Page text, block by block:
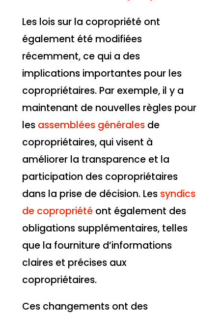
Les lois sur la copropriété ont
également été modifiées
récemment, ce qui a des
implications importantes pour les
copropriétaires. Par exemple, il y a
maintenant de nouvelles règles pour
les assemblées généralesde
copropriétaires, qui visent à
améliorer la transparence et la
participation des copropriétaires
dans la prise de décision. Les syndics
de copropriétéont également des
obligations supplémentaires, telles
que la fourniture d’informations
claires et précises aux
copropriétaires.
Ces changements ont des